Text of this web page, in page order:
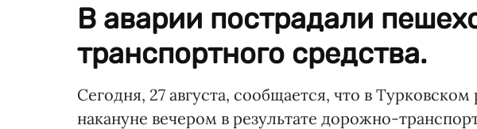
В аварии пострадали
транспортного средства.
Сегодня, 27 августа, сообщается, что в
накануне вечером в результате дорожно-